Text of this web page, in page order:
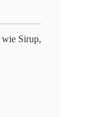
wie Sirup,